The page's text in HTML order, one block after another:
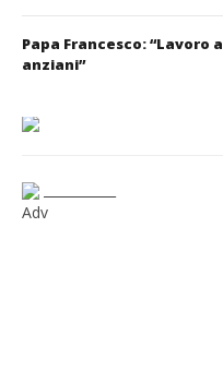
Papa Francesco:
anziani”
Adv